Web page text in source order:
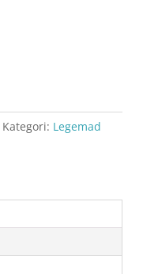
Kategori: Legemad